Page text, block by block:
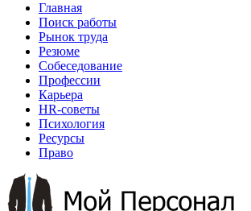
Главная
Поиск работы
Рынок труда
Резюме
Собеседование
Профессии
Карьера
HR-советы
Психология
Ресурсы
Право